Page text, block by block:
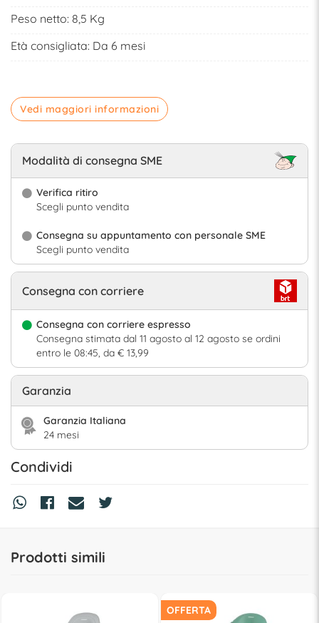
Peso netto: 8,5 Kg
Età consigliata: Da 6 mesi
Vedi maggiori informazioni
Modalità di consegna SME
Verifica ritiro
Scegli punto vendita
Consegna su appuntamento con personale SME
Scegli punto vendita
Consegna con corriere
Consegna con corriere espresso
Consegna stimata dal 11 agosto al 12 agosto se ordini
entro le 08:45, da € 13,99
Garanzia
Garanzia Italiana
24 mesi
Condividi
Prodotti simili
OFFERTA